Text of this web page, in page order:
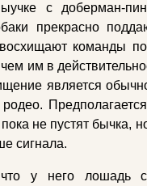
с доберман-
прекрасно
команды
им в
является
не пустят бычка,
сигнала.
что у него лошадь